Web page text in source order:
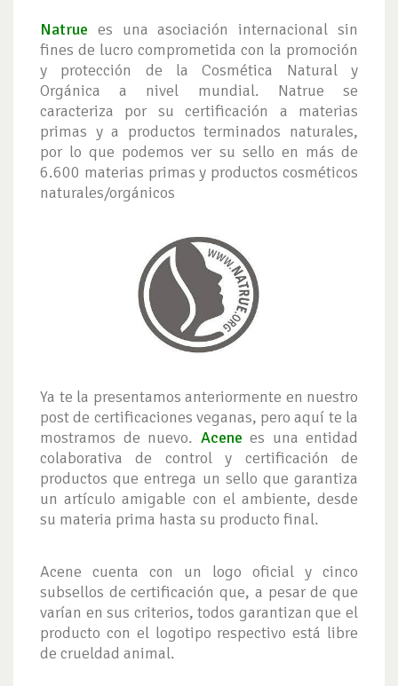
Natrue es una asociación internacional sin
fines de lucro comprometida con la promoción
y protección de la Cosmética Natural y
Orgánica a nivel mundial. Natrue se
caracteriza por su certificación a materias
primas y a productos terminados naturales,
por lo que podemos ver su sello en más de
6.600 materias primas y productos cosméticos
naturales/orgánicos
Ya te la presentamos anteriormente en nuestro
post de certificaciones veganas, pero aquí te la
mostramos de nuevo. Acene es una entidad
colaborativa de control y certificación de
productos que entrega un sello que garantiza
un artículo amigable con el ambiente, desde
su materia prima hasta su producto final.
Acene cuenta con un logo oficial y cinco
subsellos de certificación que, a pesar de que
varían en sus criterios, todos garantizan que el
producto con el logotipo respectivo está libre
de crueldad animal.